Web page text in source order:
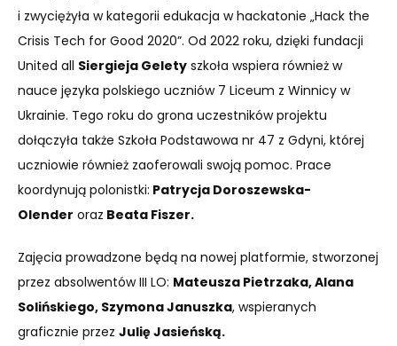
i zwyciężyła w kategorii edukacja w hackatonie „Hack the
Crisis Tech for Good 2020”. Od 2022 roku, dzięki fundacji
United all Siergieja Gelety szkoła wspiera również w
nauce języka polskiego uczniów 7 Liceum z Winnicy w
Ukrainie. Tego roku do grona uczestników projektu
dołączyła także Szkoła Podstawowa nr 47 z Gdyni, której
uczniowie również zaoferowali swoją pomoc. Prace
koordynują polonistki: Patrycja Doroszewska-
Olender oraz Beata Fiszer.
Zajęcia prowadzone będą na nowej platformie, stworzonej
przez absolwentów III LO: Mateusza Pietrzaka, Alana
Solińskiego, Szymona Januszka, wspieranych
graficznie przez Julię Jasieńską.